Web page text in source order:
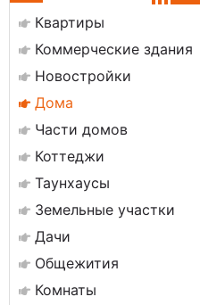
Квартиры
Коммерческие здания
Новостройки
Дома
Части домов
Коттеджи
Таунхаусы
Земельные участки
Дачи
Общежития
Комнаты